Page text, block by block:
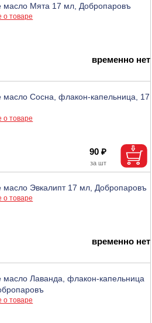
Мята 17 мл, Добропаровъ
о товаре
временно нет
Сосна, флакон-капельница, 17
о товаре
90 ₽
Эвкалипт 17 мл, Добропаровъ
о товаре
временно нет
Лаванда, флакон-капельница
о товаре